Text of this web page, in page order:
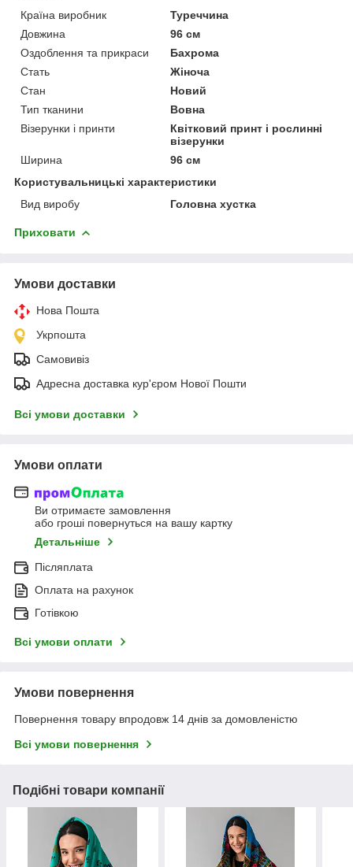
Країна виробник
Туреччина
Довжина
96 см
Оздоблення та прикраси
Бахрома
Стать
Жіноча
Стан
Новий
Тип тканини
Вовна
Візерунки і принти
Квітковий принт і рослинні
візерунки
Ширина
96 см
Користувальницькі характеристики
Вид виробу
Головна хустка
Приховати
Умови доставки
Нова Пошта
Укрпошта
Самовивіз
Адресна доставка кур'єром Нової Пошти
Всі умови доставки
Умови оплати
Ви отримаєте замовлення
або гроші повернуться на вашу картку
Детальніше
Післяплата
Оплата на рахунок
Готівкою
Всі умови оплати
Умови повернення
Повернення товару впродовж 14 днів за домовленістю
Всі умови повернення
Подібні товари компанії